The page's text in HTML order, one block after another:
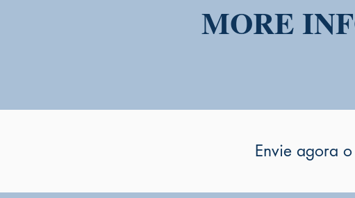
MORE
Envie agora